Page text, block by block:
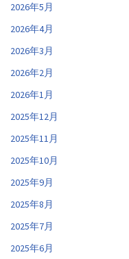
2026年5月
2026年4月
2026年3月
2026年2月
2026年1月
2025年12月
2025年11月
2025年10月
2025年9月
2025年8月
2025年7月
2025年6月